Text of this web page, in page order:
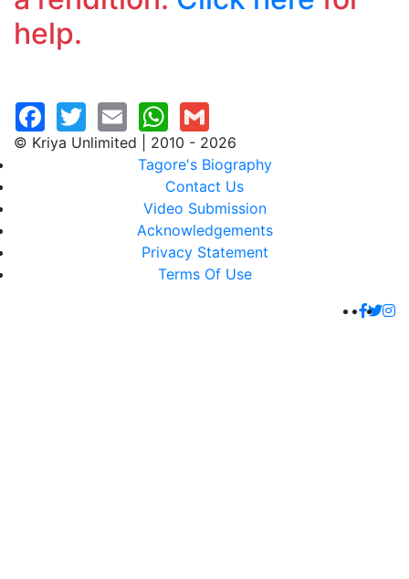
help.
© Kriya Unlimited | 2010 - 2026
Tagore's Biography
Contact Us
Video Submission
Acknowledgements
Privacy Statement
Terms Of Use